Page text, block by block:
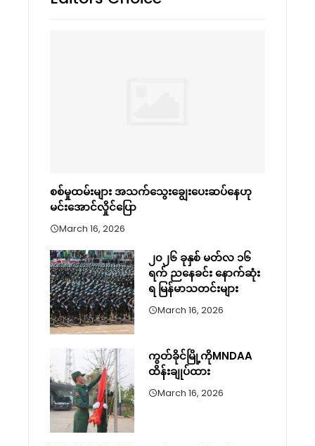
စစ်မှုထမ်းများ အသက်သွေးချွေးပေးဆပ်နေဟု
မင်းအောင်လှိုင်ပြော
March 16, 2026
၂၀၂၆ ခုနှစ် မတ်လ ၁၆
ရက် ညနေခင်း နောက်ဆုံး
ရ မြန်မာသတင်းများ
March 16, 2026
ကွတ်ခိုင်မြို့ကိုMNDAA
ထိန်းချုပ်ထား
March 16, 2026